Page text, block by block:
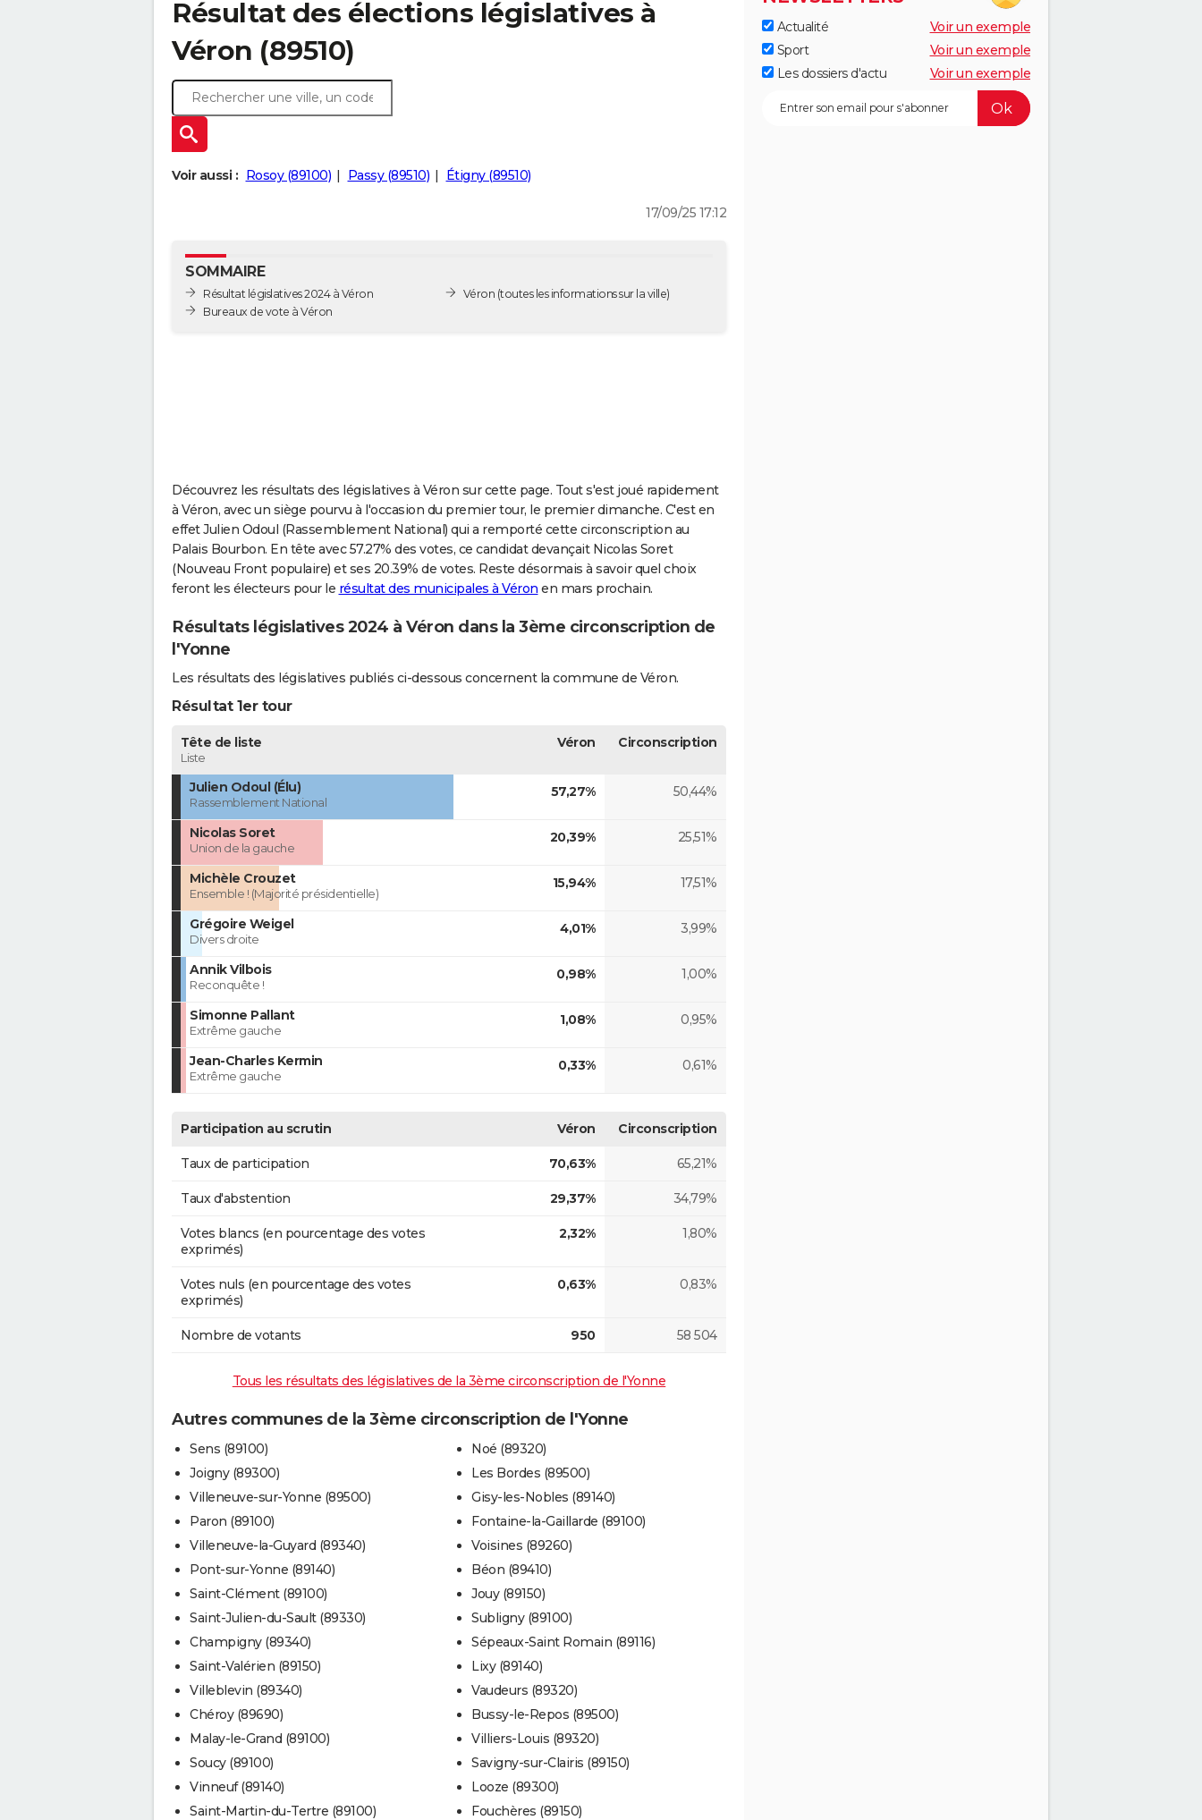
Résultat des élections législatives à
Véron (89510)
Voir aussi : Rosoy (89100) Passy (89510) Étigny (89510)
17/09/25 17:12
SOMMAIRE
Résultat législatives 2024 à Véron
Bureaux de vote à Véron
Véron (toutes les informations sur la ville)
Découvrez les résultats des législatives à Véron sur cette page. Tout s'est joué rapidement
à Véron, avec un siège pourvu à l'occasion du premier tour, le premier dimanche. C'est en
effet Julien Odoul (Rassemblement National) qui a remporté cette circonscription au
Palais Bourbon. En tête avec 57.27% des votes, ce candidat devançait Nicolas Soret
(Nouveau Front populaire) et ses 20.39% de votes. Reste désormais à savoir quel choix
feront les électeurs pour le résultat des municipales à Véron en mars prochain.
Résultats législatives 2024 à Véron dans la 3ème circonscription de
l'Yonne
Les résultats des législatives publiés ci-dessous concernent la commune de Véron.
Résultat 1er tour
Tête de liste
Liste
Véron Circonscription
Julien Odoul (Élu)
Rassemblement National
57,27% 50,44%
Nicolas Soret
Union de la gauche
20,39% 25,51%
Michèle Crouzet
Ensemble ! (Majorité présidentielle)
15,94% 17,51%
Grégoire Weigel
Divers droite
4,01% 3,99%
Annik Vilbois
Reconquête !
0,98% 1,00%
Simonne Pallant
Extrême gauche
1,08% 0,95%
Jean-Charles Kermin
Extrême gauche
0,33% 0,61%
Participation au scrutin Véron Circonscription
Taux de participation 70,63% 65,21%
Taux d'abstention 29,37% 34,79%
Votes blancs (en pourcentage des votes
exprimés)
2,32% 1,80%
Votes nuls (en pourcentage des votes
exprimés)
0,63% 0,83%
Nombre de votants 950 58 504
Tous les résultats des législatives de la 3ème circonscription de l'Yonne
Autres communes de la 3ème circonscription de l'Yonne
Sens (89100)
Joigny (89300)
Villeneuve-sur-Yonne (89500)
Paron (89100)
Villeneuve-la-Guyard (89340)
Pont-sur-Yonne (89140)
Saint-Clément (89100)
Saint-Julien-du-Sault (89330)
Champigny (89340)
Saint-Valérien (89150)
Villeblevin (89340)
Chéroy (89690)
Malay-le-Grand (89100)
Soucy (89100)
Vinneuf (89140)
Saint-Martin-du-Tertre (89100)
Noé (89320)
Les Bordes (89500)
Gisy-les-Nobles (89140)
Fontaine-la-Gaillarde (89100)
Voisines (89260)
Béon (89410)
Jouy (89150)
Subligny (89100)
Sépeaux-Saint Romain (89116)
Lixy (89140)
Vaudeurs (89320)
Bussy-le-Repos (89500)
Villiers-Louis (89320)
Savigny-sur-Clairis (89150)
Looze (89300)
Fouchères (89150)
Actualité
Voir un exemple
Sport
Voir un exemple
Les dossiers d'actu
Voir un exemple